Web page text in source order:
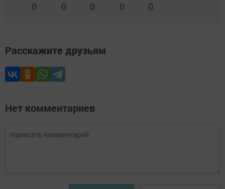
0 0 0 0 0
Расскажите друзьям
Нет комментариев